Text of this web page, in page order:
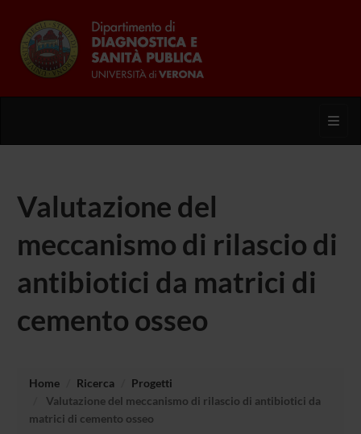
Valutazione del
meccanismo di rilascio di
antibiotici da matrici di
cemento osseo
Home Ricerca
Progetti
Valutazione del meccanismo di rilascio di antibiotici da
matrici di cemento osseo